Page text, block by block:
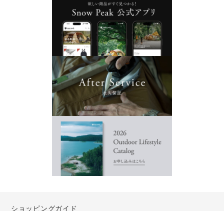
ショッピングガイド